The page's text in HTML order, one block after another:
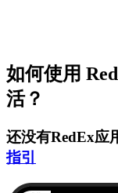
如何使用
活？
还没有RedEx应
指引